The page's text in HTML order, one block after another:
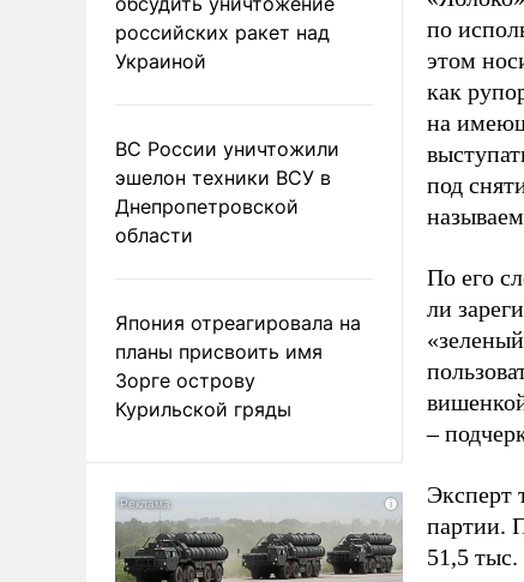
российских ракет над
Украиной
ВС России уничтожили
эшелон техники ВСУ в
Днепропетровской
области
Япония отреагировала на
планы присвоить имя
Зорге острову
Курильской гряды
по
этом
как
на
под
По его
ли
–
Эксперт
партии.
51,5